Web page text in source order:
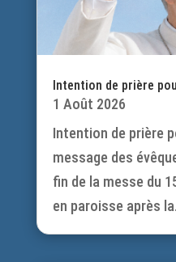
Intention de prière
1 Août 2026
Intention de prière
message des
fin de la messe du
en paroisse après